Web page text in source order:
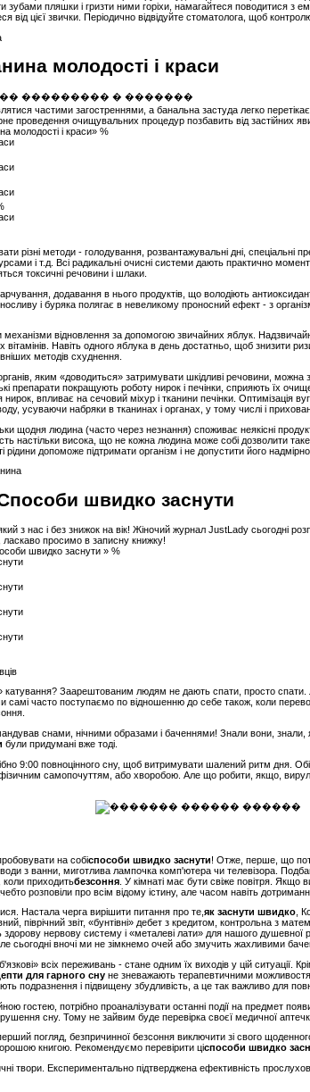
зубами пляшки і гризти ними горіхи, намагайтеся поводитися з
від цієї звички. Періодично відвідуйте стоматолога, щоб
молодості і краси
частими загостреннями, а банальна застуда легко
проведення очищувальних процедур позбавить від застійних
молодості і краси» %
різні методи - голодування, розвантажувальні дні, спеціальні
і т.д. Всі радикальні очисні системи дають практично
токсичні речовини і шлаки.
додавання в нього продуктів, що володіють
і буряка полягає в невеликому проносний ефект - з
механізми відновлення за допомогою звичайних яблук.
Навіть одного яблука в день достатньо, щоб знизити
методів схуднення.
яким «доводиться» затримувати шкідливі речовини, можна
препарати покращують роботу нирок і печінки, сприяють їх
впливає на сечовий міхур і тканини печінки. Оптимізація
усуваючи набряки в тканинах і органах, у тому числі і
щодня людина (часто через незнання) споживає неякісні
настільки висока, що не кожна людина може собі дозволити
рідини допоможе підтримати організм і не допустити його
швидко заснути
з нас і без знижок на вік! Жіночий журнал JustLady сьогодні
просимо в записну книжку!
швидко заснути » %
катування? Заарештованим людям не дають спати, просто
самі часто поступаємо по відношенню до себе також, коли
снами, нічними образами і баченнями! Знали вони,
були придумані вже тоді.
9:00 повноцінного сну, щоб витримувати шалений ритм дня.
самопочуттям, або хворобою. Але що робити, якщо,
на собіспособи швидко заснути! Отже, перше, що
з ванни, миготлива лампочка комп'ютера чи телевізора.
коли приходитьбезсоння . У кімнаті має бути свіже повітря. Якщо
розповіли про всім відому істину, але часом навіть
Настала черга вирішити питання про те, як заснути швидко ,
піврічний звіт, «бунтівні» дебет з кредитом, контрольна з
нервову систему і «металеві лати» для нашого душевної
сьогодні вночі ми не зімкнемо очей або змучить жахливими
всіх переживань - стане одним їх виходів у цій ситуації.
для гарного сну не зневажають терапевтичними
подразнення і підвищену збудливість, а це так важливо для
гостею, потрібно проаналізувати останні події на предмет
сну. Тому не зайвим буде перевірка своєї медичної
погляд, безпричинної безсоння виключити зі свого
книгою. Рекомендуємо перевірити ціспособи швидко
твори. Експериментально підтверджена ефективність